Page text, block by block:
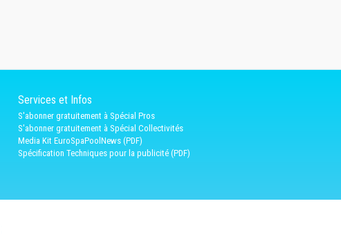
Services et Infos
S'abonner gratuitement à Spécial Pros
S'abonner gratuitement à Spécial Collectivités
Media Kit EuroSpaPoolNews (PDF)
Spécification Techniques pour la publicité (PDF)